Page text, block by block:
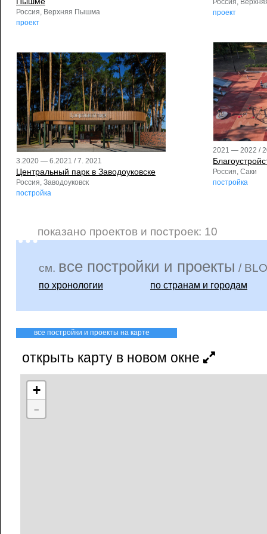
проект
Россия, Верхняя Пышма
проект
2021 — 2022 /
Россия, Саки
постройка
3.2020 — 6.2021 / 7. 2021
Центральный парк в Заводоуковске
Россия, Заводоуковск
постройка
показано проектов и построек: 10
см. все постройки и проекты /
по хронологии по странам и городам
все постройки и проекты на карте
открыть карту в новом окне
+
-